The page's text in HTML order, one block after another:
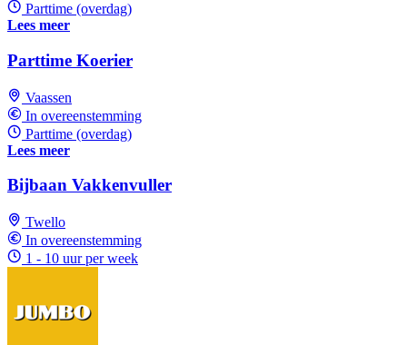
Parttime (overdag)
Lees meer
Parttime Koerier
Vaassen
In overeenstemming
Parttime (overdag)
Lees meer
Bijbaan Vakkenvuller
Twello
In overeenstemming
1 - 10 uur per week